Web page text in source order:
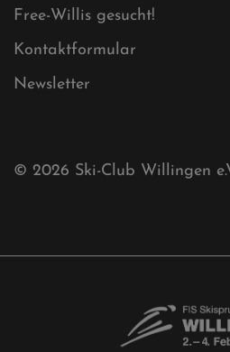
Sponsoren
Aktuelles
Akkreditierungsantrag